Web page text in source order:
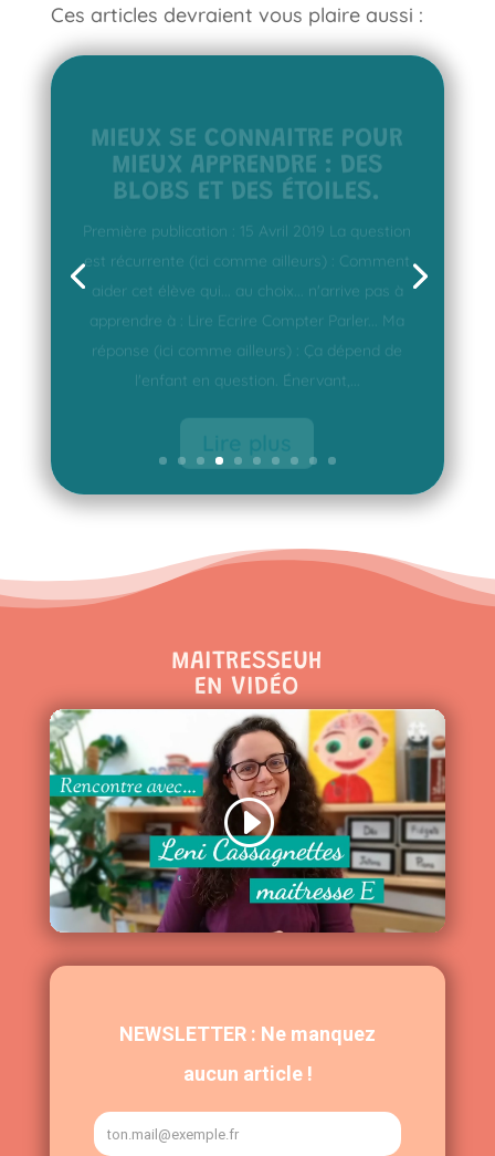
Ces articles devraient vous plaire aussi :
MIEUX APPRENDRE : DES
BLOBS ET DES ÉTOILES.
Première publication : 15 Avril 2019 La question
est récurrente (ici comme ailleurs) : Comment
aider cet élève qui... au choix... n'arrive pas à
apprendre à : Lire Ecrire Compter Parler... Ma
réponse (ici comme ailleurs) : Ça dépend de
l'enfant en question. Énervant,...
MAITRESSEUH
EN VIDÉO